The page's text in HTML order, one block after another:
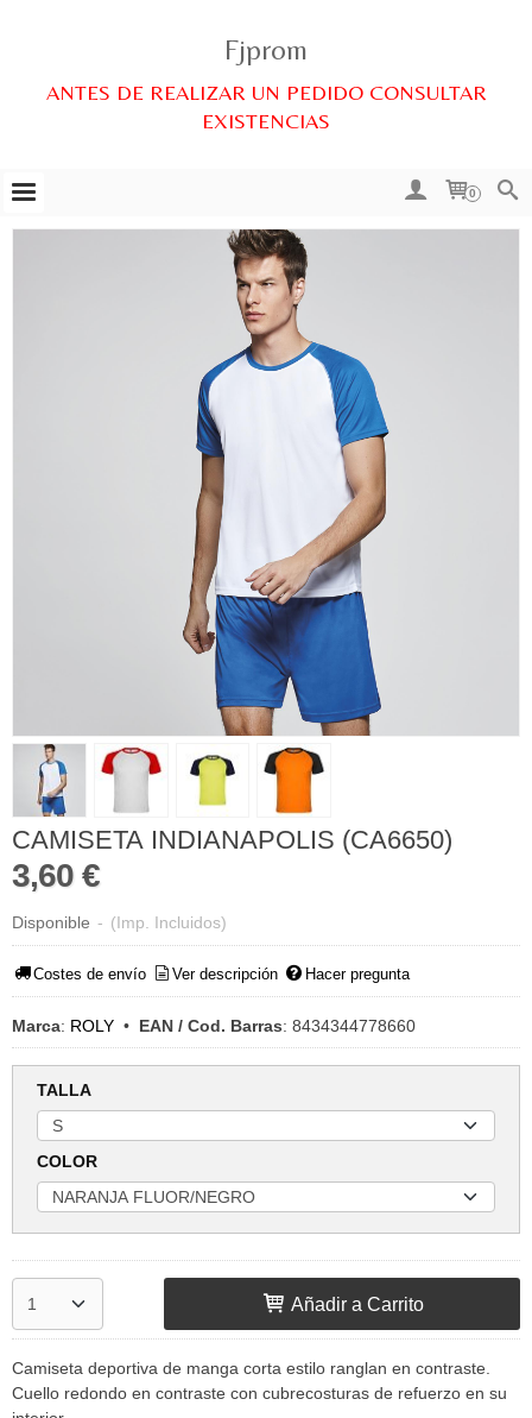
Fjprom
ANTES DE REALIZAR UN PEDIDO CONSULTAR
EXISTENCIAS
0
CAMISETA INDIANAPOLIS (CA6650)
3,60 €
Disponible - (Imp. Incluidos)
Costes de envío Ver descripción Hacer pregunta
Marca: ROLY • EAN / Cod. Barras: 8434344778660
TALLA
COLOR
Añadir a Carrito
Camiseta deportiva de manga corta estilo ranglan en contraste.
Cuello redondo en contraste con cubrecosturas de refuerzo en su